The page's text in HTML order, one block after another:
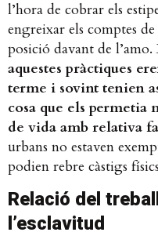
l’hora de cobrar els
engreixar els comptes
posició davant de l’amo. ​
aquestes pràctiques
terme i sovint tenien
cosa que els permetia
de vida amb relativa
urbans no estaven
podien rebre càstigs
Relació del
l’esclavitud